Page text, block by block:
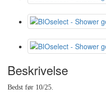
Beskrivelse
Bedst før 10/25.